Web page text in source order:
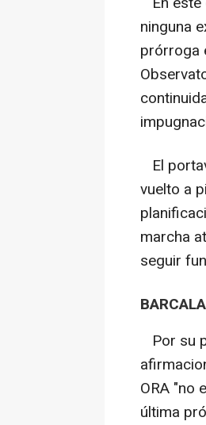
ninguna
prórroga
El
vuelto a
marcha
seguir
Por su
ORA "no
última